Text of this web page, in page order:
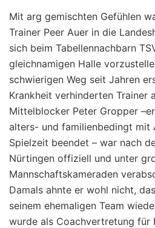
Mit arg gemischten Gefühlen
Trainer Peer Auer in die
sich beim Tabellennachbarn
gleichnamigen Halle
schwierigen Weg seit Jahren
Krankheit verhinderten Trainer
Mittelblocker Peter Gropper
alters- und familienbedingt mit
Spielzeit beendet – war nach
Nürtingen offiziell und unter
Mannschaftskameraden
Damals ahnte er wohl nicht,
seinem ehemaligen Team
wurde als Coachvertretung für